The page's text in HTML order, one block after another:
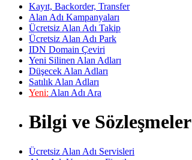
Kayıt, Backorder, Transfer
Alan Adı Kampanyaları
Ücretsiz Alan Adı Takip
Ücretsiz Alan Adı Park
IDN Domain Çeviri
Yeni Silinen Alan Adları
Düşecek Alan Adları
Satılık Alan Adları
Yeni: Alan Adı Ara
Bilgi ve Sözleşmeler
Ücretsiz Alan Adı Servisleri